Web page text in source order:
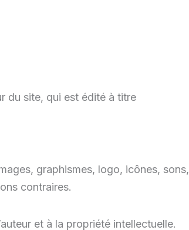
du site, qui est édité à titre
graphismes, logo, icônes, sons,
contraires.
et à la propriété intellectuelle.